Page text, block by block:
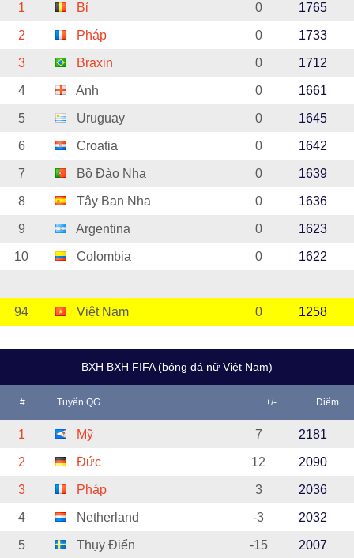
1 Bỉ 0 1765
2 Pháp 0 1733
3 Braxin 0 1712
4 Anh 0 1661
5 Uruguay 0 1645
6 Croatia 0 1642
7 Bồ Đào Nha 0 1639
8 Tây Ban Nha 0 1636
9 Argentina 0 1623
10 Colombia 0 1622
94 Việt Nam 0 1258
BXH BXH FIFA (bóng đá nữ Việt Nam)
# Tuyển QG +/- Điểm
1 Mỹ 7 2181
2 Đức 12 2090
3 Pháp 3 2036
4 Netherland -3 2032
5 Thụy Điển -15 2007